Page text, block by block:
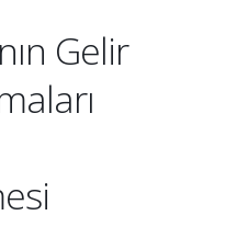
Gelir